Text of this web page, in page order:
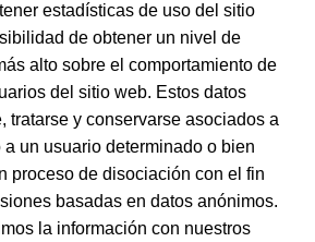
estadísticas de uso del sitio
de obtener un nivel de
alto sobre el comportamiento de
del sitio web. Estos datos
tratarse y conservarse asociados a
un usuario determinado o bien
proceso de disociación con el fin
basadas en datos anónimos.
la información con nuestros